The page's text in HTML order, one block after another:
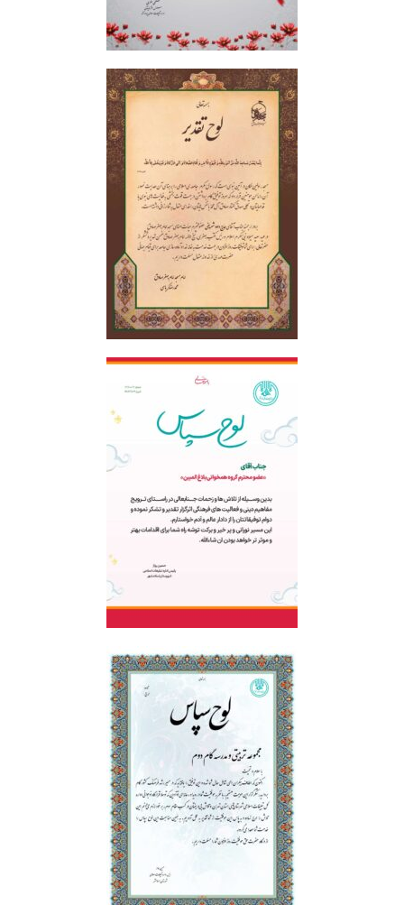
لوح سپاس
لوح تقدیر
لوح تقدیر | تواشیح
تقدیر نامه | گروه سرود حبیب